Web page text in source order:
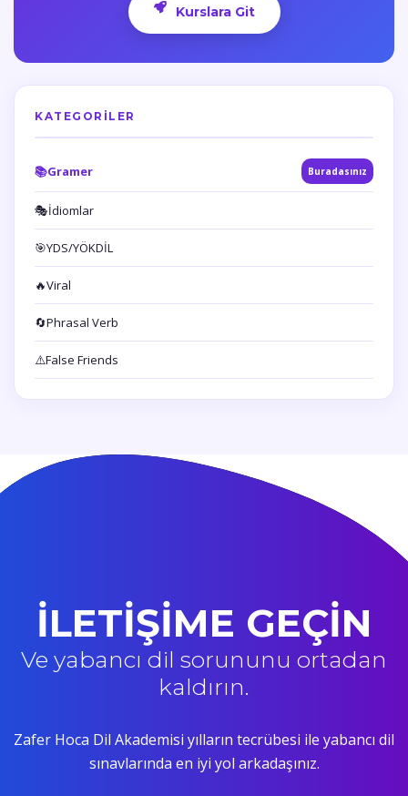
Kurslara Git
KATEGORILER
📚Gramer Buradasınız
🎭İdiomlar
🎯YDS/YÖKDİL
🔥Viral
🔄Phrasal Verb
⚠️False Friends
İLETİŞİME GEÇİN
Ve yabancı dil sorununu ortadan
kaldırın.
Zafer Hoca Dil Akademisi yılların tecrübesi ile yabancı dil
sınavlarında en iyi yol arkadaşınız.